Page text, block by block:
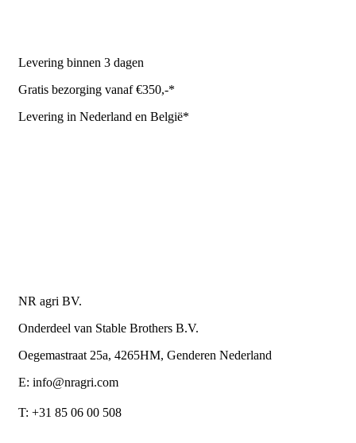
Levering binnen 3 dagen
Gratis bezorging vanaf €350,-*
Levering in Nederland en België*
NR agri BV.
Onderdeel van Stable Brothers B.V.
Oegemastraat 25a, 4265HM, Genderen Nederland
E: info@nragri.com
T: +31 85 06 00 508